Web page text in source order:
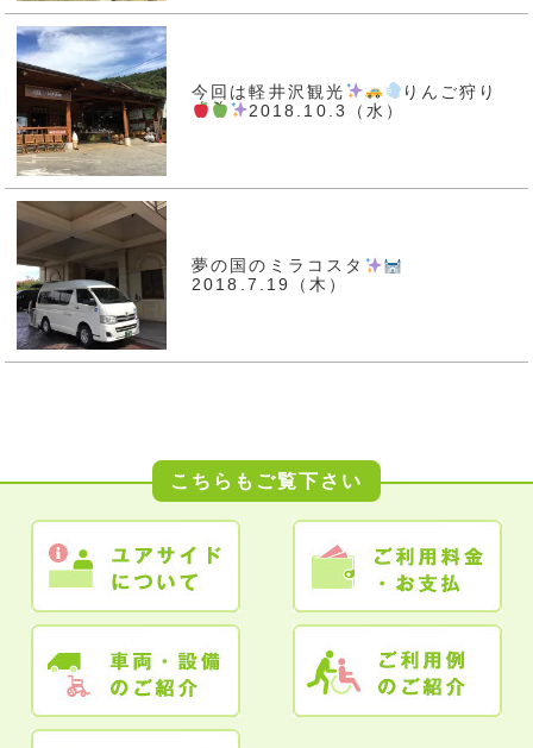
今回は軽井沢観光
りんご狩り
2018.10.3（水）
夢の国のミラコスタ
2018.7.19（木）
こちらもご覧下さい